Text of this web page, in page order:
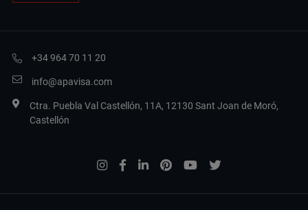
+34 964 70 11 20
info@apavisa.com
Ctra. Puebla Val Castellón, 11A, 12130 Sant Joan de Moró,
Castellón